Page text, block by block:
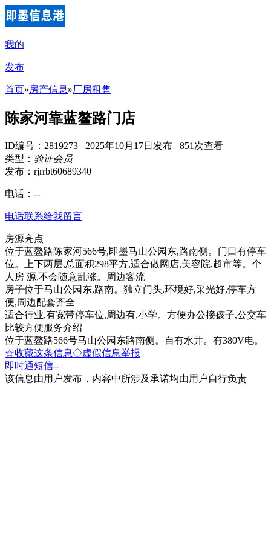
我的
发布
首页»房产信息»厂房租售
陈家河靠蓝鳌路门店
ID编号：2819273 2025年10月17日发布 851次查看
类型： 验证会员
发布：rjrrbt60689340
电话： --
电话联系给我留言
房源亮点
位于蓝鳌路陈家河566号,即墨马山公园东,路南侧。门口有停车
位。上下两层,总面积298平方,适合做网店,美容院,超市等。个
人房 源,不会随意乱涨。周边客流
房子位于马山公园东,路南。独立门头,环境好,采光好,停车方
便,周边配套齐全
适合行业,有宽带停车位,周边有,小学。方便办公接孩子,公交车
比较方便服务介绍
位于蓝鳌路566号马山公园东路南侧。自有水井。有380V电。
☆收藏这条信息◇虚假信息举报
即时通短信--
该信息由用户发布，内容中所涉及承诺均由用户自行负责